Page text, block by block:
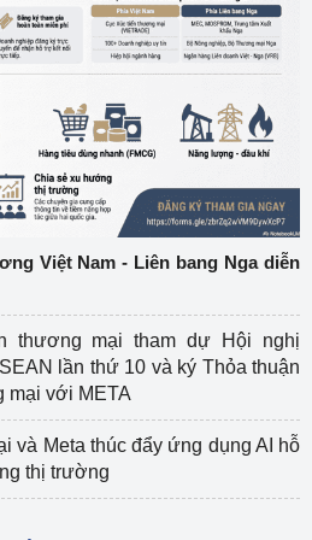
Việt Nam - Liên bang Nga diễn
thương mại tham dự Hội nghị
lần thứ 10 và ký Thỏa thuận
mại với META
và Meta thúc đẩy ứng dụng AI hỗ
thị trường